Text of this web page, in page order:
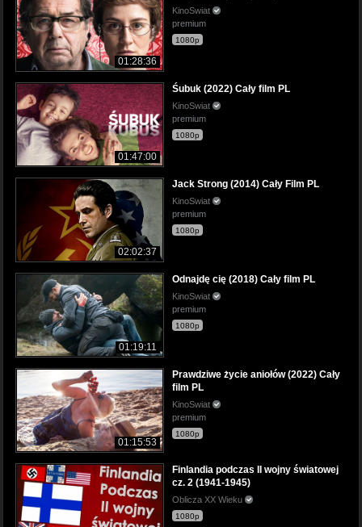
01:28:36
KinoSwiat
premium
1080p
01:47:00
Śubuk (2022) Cały film PL
KinoSwiat
premium
1080p
02:02:37
Jack Strong (2014) Cały Film PL
KinoSwiat
premium
1080p
01:19:11
Odnajdę cię (2018) Cały film PL
KinoSwiat
premium
1080p
01:15:53
Prawdziwe życie aniołów (2022) Cały
film PL
KinoSwiat
premium
1080p
Finlandia podczas II wojny światowej
cz. 2 (1941-1945)
Oblicza XX Wieku
1080p